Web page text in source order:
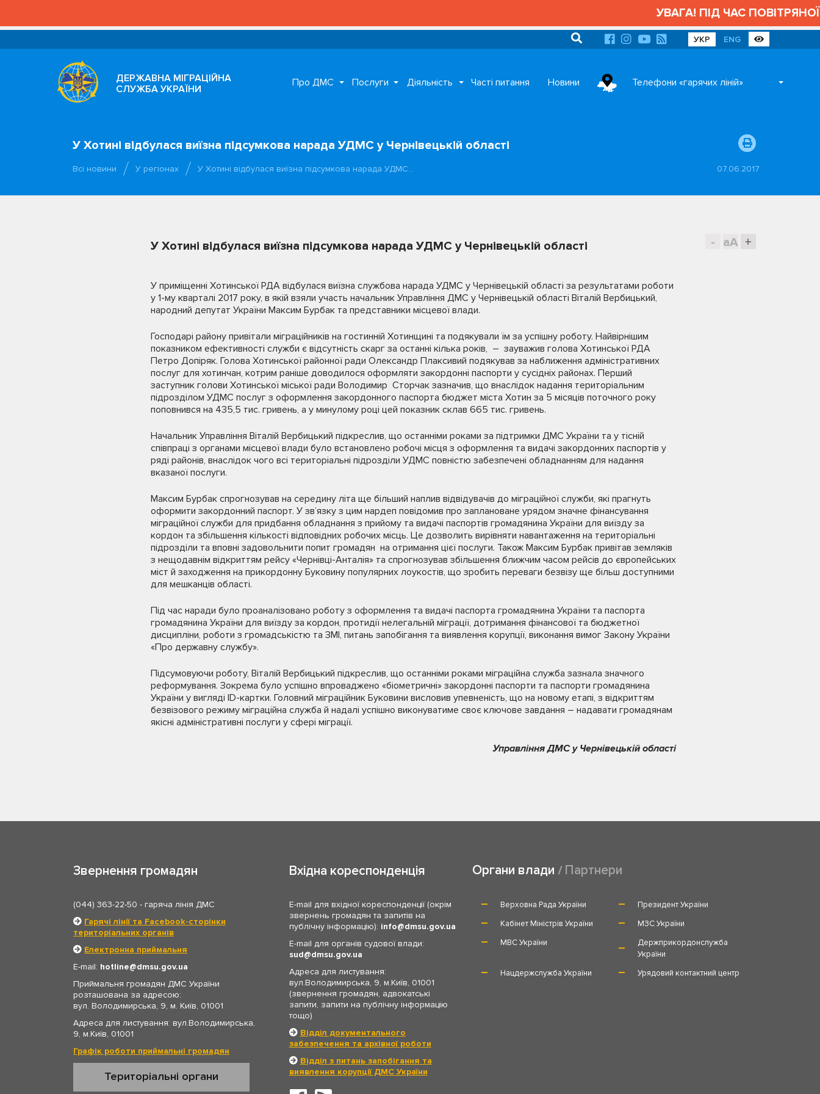
УВАГА! ПІД ЧАС
УКР ENG
ДЕРЖАВНА МІГРАЦІЙНА
СЛУЖБА УКРАЇНИ
Про ДМС Послуги Діяльність Часті питання Новини Телефони «гарячих ліній»
У Хотині відбулася виїзна підсумкова нарада УДМС у Чернівецькій області
Всі новини У регіонах У Хотині відбулася виїзна підсумкова нарада УДМС… 07.06.2017
- aA +
У Хотині відбулася виїзна підсумкова нарада УДМС у Чернівецькій області
У приміщенні Хотинської РДА відбулася виїзна службова нарада УДМС у Чернівецькій області за результатами роботи
у 1-му кварталі 2017 року, в якій взяли участь начальник Управління ДМС у Чернівецькій області Віталій Вербицький,
народний депутат України Максим Бурбак та представники місцевої влади.
Господарі району привітали міграційників на гостинній Хотинщині та подякували їм за успішну роботу. Найвірнішим
показником ефективності служби є відсутність скарг за останні кілька років, – зауважив голова Хотинської РДА
Петро Допіряк. Голова Хотинської районної ради Олександр Плаксивий подякував за наближення адміністративних
послуг для хотинчан, котрим раніше доводилося оформляти закордонні паспорти у сусідніх районах. Перший
заступник голови Хотинської міської ради Володимир Сторчак зазначив, що внаслідок надання територіальним
підрозділом УДМС послуг з оформлення закордонного паспорта бюджет міста Хотин за 5 місяців поточного року
поповнився на 435,5 тис. гривень, а у минулому році цей показник склав 665 тис. гривень.
Начальник Управління Віталій Вербицький підкреслив, що останніми роками за підтримки ДМС України та у тісній
співпраці з органами місцевої влади було встановлено робочі місця з оформлення та видачі закордонних паспортів у
ряді районів, внаслідок чого всі територіальні підрозділи УДМС повністю забезпечені обладнанням для надання
вказаної послуги.
Максим Бурбак спрогнозував на середину літа ще більший наплив відвідувачів до міграційної служби, які прагнуть
оформити закордонний паспорт. У зв’язку з цим нардеп повідомив про заплановане урядом значне фінансування
міграційної служби для придбання обладнання з прийому та видачі паспортів громадянина України для виїзду за
кордон та збільшення кількості відповідних робочих місць. Це дозволить вирівняти навантаження на територіальні
підрозділи та вповні задовольнити попит громадян на отримання цієї послуги. Також Максим Бурбак привітав земляків
з нещодавнім відкриттям рейсу «Чернівці-Анталія» та спрогнозував збільшення ближчим часом рейсів до європейських
міст й заходження на прикордонну Буковину популярних лоукостів, що зробить переваги безвізу ще більш доступними
для мешканців області.
Під час наради було проаналізовано роботу з оформлення та видачі паспорта громадянина України та паспорта
громадянина України для виїзду за кордон, протидії нелегальній міграції, дотримання фінансової та бюджетної
дисципліни, роботи з громадськістю та ЗМІ, питань запобігання та виявлення корупції, виконання вимог Закону України
«Про державну службу».
Підсумовуючи роботу, Віталій Вербицький підкреслив, що останніми роками міграційна служба зазнала значного
реформування. Зокрема було успішно впроваджено «біометричні» закордонні паспорти та паспорти громадянина
України у вигляді ID-картки. Головний міграційник Буковини висловив упевненість, що на новому етапі, з відкриттям
безвізового режиму міграційна служба й надалі успішно виконуватиме своє ключове завдання – надавати громадянам
якісні адміністративні послуги у сфері міграції.
Управління ДМС у Чернівецькій області
Звернення громадян
(044) 363-22-50 - гаряча лінія ДМС
Гарячі лінії та Facebook-сторінки
територіальних органів
Електронна приймальня
E-mail: hotline
dmsu.gov.ua
Приймальня громадян ДМС України
розташована за адресою:
вул. Володимирська, 9, м. Київ, 01001
Адреса для листування: вул.Володимирська,
9, м.Київ, 01001
Графік роботи приймальні громадян
Територіальні органи
Вхідна кореспонденція
E-mail для вхідної кореспонденції (окрім
звернень громадян та запитів на
публічну інформацію): info
dmsu.gov.ua
E-mail для органів судової влади:
sud
dmsu.gov.ua
Адреса для листування:
вул.Володимирська, 9, м.Київ, 01001
(звернення громадян, адвокатські
запити, запити на публічну інформацію
тощо)
Відділ документального
забезпечення та архівної роботи
Відділ з питань запобігання та
виявлення корупції ДМС України
Органи влади Партнери
Верховна Рада України
Президент України
Кабінет Міністрів України
МЗС України
МВС України
Держприкордонслужба
України
Нацдержслужба України
Урядовий контактний центр